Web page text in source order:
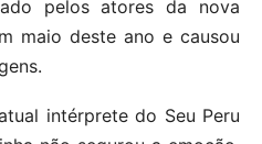
pelos atores da nova
maio deste ano e causou
intérprete do Seu Peru